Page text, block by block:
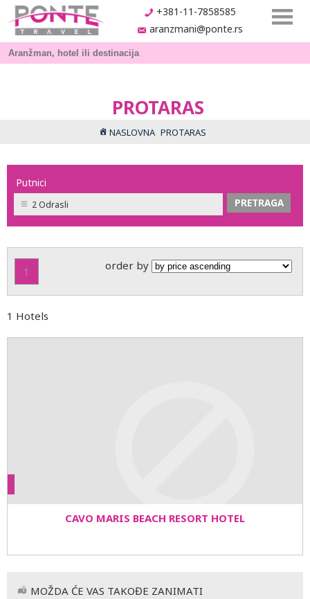
+381-11-7858585
aranzmani@ponte.rs
PROTARAS
NASLOVNA PROTARAS
Putnici
2 Odrasli
1 order by
1 Hotels
CAVO MARIS BEACH RESORT HOTEL
MOŽDA ĆE VAS TAKOĐE ZANIMATI